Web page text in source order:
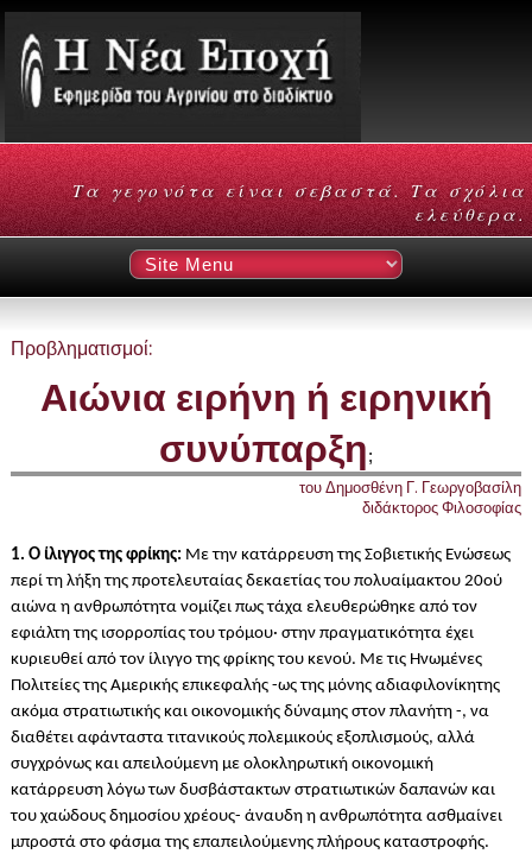
Τα γεγονότα είναι σεβαστά. Τα σχόλια
ελεύθερα.
Προβληματισμοί:
Αιώνια ειρήνη ή ειρηνική
συνύπαρξη;
του Δημοσθένη Γ. Γεωργοβασίλη
διδάκτορος Φιλοσοφίας
1. Ο ίλιγγος της φρίκης: Με την κατάρρευση της Σοβιετικής Ενώσεως
περί τη λήξη της προτελευταίας δεκαετίας του πολυαίμακτου 20ού
αιώνα η ανθρωπότητα νομίζει πως τάχα ελευθερώθηκε από τον
εφιάλτη της ισορροπίας του τρόμου· στην πραγματικότητα έχει
κυριευθεί από τον ίλιγγο της φρίκης του κενού. Με τις Ηνωμένες
Πολιτείες της Αμερικής επικεφαλής -ως της μόνης αδιαφιλονίκητης
ακόμα στρατιωτικής και οικονομικής δύναμης στον πλανήτη -, να
διαθέτει αφάνταστα τιτανικούς πολεμικούς εξοπλισμούς, αλλά
συγχρόνως και απειλούμενη με ολοκληρωτική οικονομική
κατάρρευση λόγω των δυσβάστακτων στρατιωτικών δαπανών και
του χαώδους δημοσίου χρέους- άναυδη η ανθρωπότητα ασθμαίνει
μπροστά στο φάσμα της επαπειλούμενης πλήρους καταστροφής.